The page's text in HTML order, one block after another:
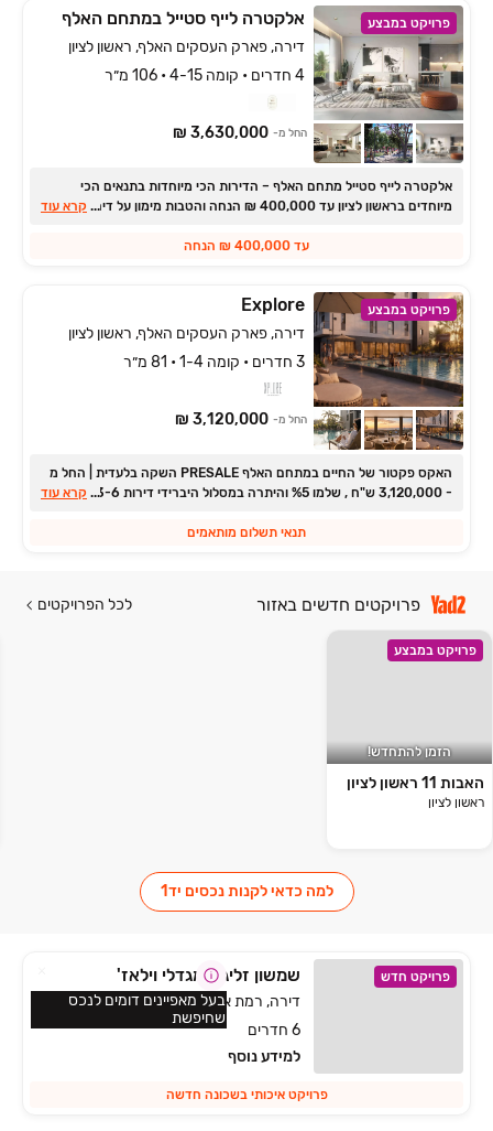
פרויקט במבצע אלקטרה לייף סטייל במתחם האלף
דירה, פארק העסקים האלף, ראשון לציון
4 חדרים • קומה 4-15 • 106 מ״ר
החל מ- 3,630,000 ₪
אלקטרה לייף סטייל מתחם האלף ‏– הדירות הכי מיוחדות בתנאים הכי
מיוחדים בראשון לציון עד 400,000 ₪ הנחה והטבות מימון על דירות
... קרא עוד
עד 400,000 ₪ הנחה
פרויקט במבצע Explore
דירה, פארק העסקים האלף, ראשון לציון
3 חדרים • קומה 1-4 • 81 מ״ר
החל מ- 3,120,000 ₪
האקס פקטור של החיים במתחם האלף PRESALE השקה בלעדית ‏| החל מ
‏- ‏3,120,000 ש"ח , שלמו ‏5‏% והיתרה במסלול היברידי דירות 3-6 חדרים,... קרא עוד
תנאי תשלום מותאמים
פרויקטים חדשים באזור לכל הפרויקטים
פרויקט במבצע
הזמן להתחדש!
האבות 11 ראשון לציון
ראשון לציון
למה כדאי לקנות נכסים יד1
פרויקט חדש שמשון זליג - מגדלי וילאז'
דירה, רמת אליהו, ראשון לציון
6 חדרים
למידע נוסף
פרויקט איכותי בשכונה חדשה
בעל מאפיינים דומים לנכס
שחיפשת